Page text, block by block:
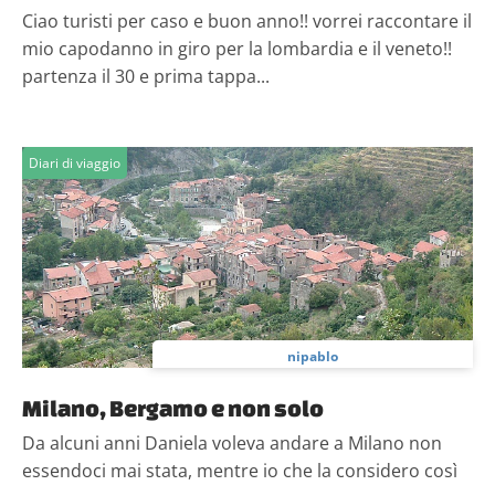
Ciao turisti per caso e buon anno!! vorrei raccontare il
mio capodanno in giro per la lombardia e il veneto!!
partenza il 30 e prima tappa...
Diari di viaggio
nipablo
Milano, Bergamo e non solo
Da alcuni anni Daniela voleva andare a Milano non
essendoci mai stata, mentre io che la considero così